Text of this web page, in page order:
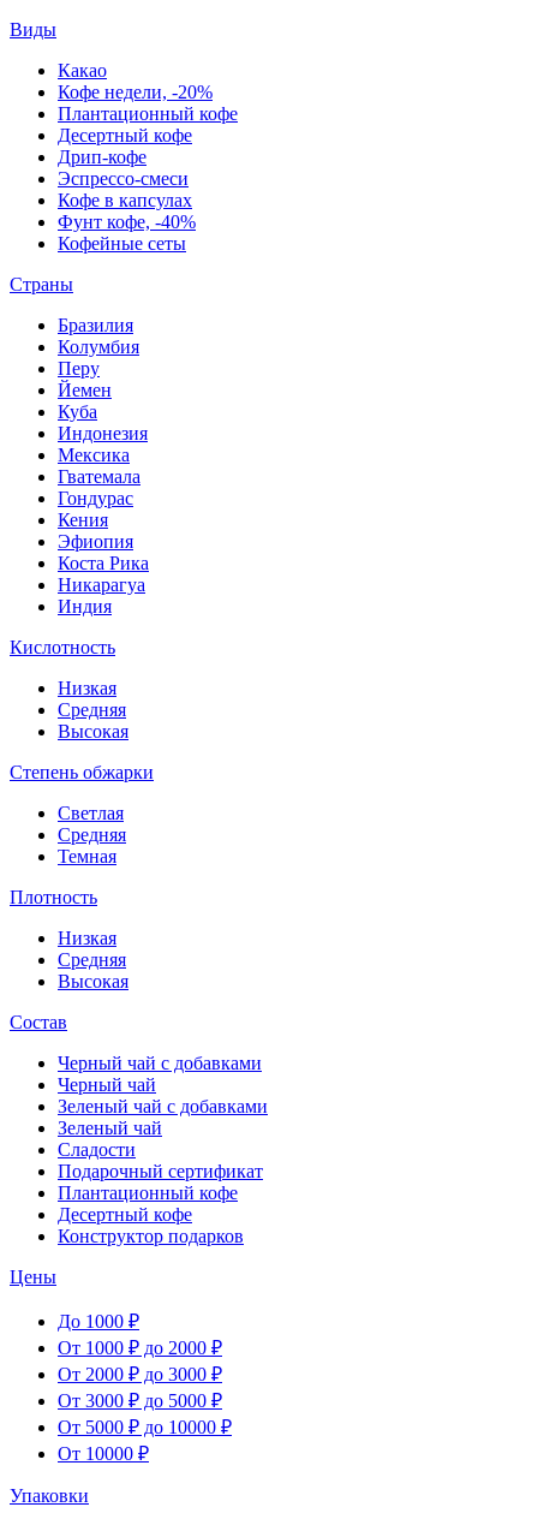
Виды
Какао
Кофе недели, -20%
Плантационный кофе
Десертный кофе
Дрип-кофе
Эспрессо-смеси
Кофе в капсулах
Фунт кофе, -40%
Кофейные сеты
Страны
Бразилия
Колумбия
Перу
Йемен
Куба
Индонезия
Мексика
Гватемала
Гондурас
Кения
Эфиопия
Коста Рика
Никарагуа
Индия
Кислотность
Низкая
Средняя
Высокая
Степень обжарки
Светлая
Средняя
Темная
Плотность
Низкая
Средняя
Высокая
Состав
Черный чай с добавками
Черный чай
Зеленый чай с добавками
Зеленый чай
Сладости
Подарочный сертификат
Плантационный кофе
Десертный кофе
Конструктор подарков
Цены
До 1000 ₽
От 1000 ₽ до 2000 ₽
От 2000 ₽ до 3000 ₽
От 3000 ₽ до 5000 ₽
От 5000 ₽ до 10000 ₽
От 10000 ₽
Упаковки